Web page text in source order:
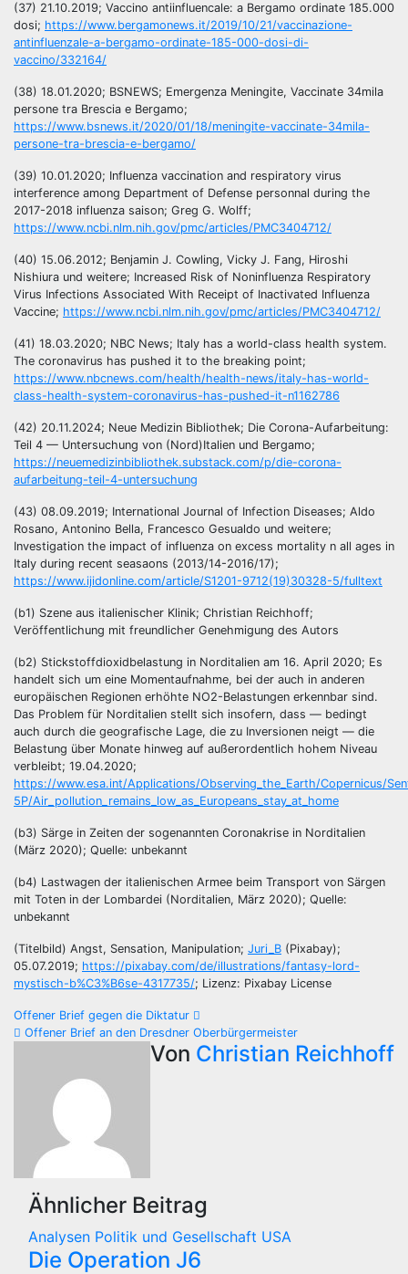
(37) 21.10.2019; Vaccino antiinfluencale: a Bergamo ordinate 185.000
dosi; https://www.bergamonews.it/2019/10/21/vaccinazione-
antinfluenzale-a-bergamo-ordinate-185-000-dosi-di-
vaccino/332164/
(38) 18.01.2020; BSNEWS; Emergenza Meningite, Vaccinate 34mila
persone tra Brescia e Bergamo;
https://www.bsnews.it/2020/01/18/meningite-vaccinate-34mila-
persone-tra-brescia-e-bergamo/
(39) 10.01.2020; Influenza vaccination and respiratory virus
interference among Department of Defense personnal during the
2017-2018 influenza saison; Greg G. Wolff;
https://www.ncbi.nlm.nih.gov/pmc/articles/PMC3404712/
(40) 15.06.2012; Benjamin J. Cowling, Vicky J. Fang, Hiroshi
Nishiura und weitere; Increased Risk of Noninfluenza Respiratory
Virus Infections Associated With Receipt of Inactivated Influenza
Vaccine; https://www.ncbi.nlm.nih.gov/pmc/articles/PMC3404712/
(41) 18.03.2020; NBC News; Italy has a world-class health system.
The coronavirus has pushed it to the breaking point;
https://www.nbcnews.com/health/health-news/italy-has-world-
class-health-system-coronavirus-has-pushed-it-n1162786
(42) 20.11.2024; Neue Medizin Bibliothek; Die Corona-Aufarbeitung:
Teil 4 — Untersuchung von (Nord)Italien und Bergamo;
https://neuemedizinbibliothek.substack.com/p/die-corona-
aufarbeitung-teil-4-untersuchung
(43) 08.09.2019; International Journal of Infection Diseases; Aldo
Rosano, Antonino Bella, Francesco Gesualdo und weitere;
Investigation the impact of influenza on excess mortality n all ages in
Italy during recent seasaons (2013/14-2016/17);
https://www.ijidonline.com/article/S1201-9712(19)30328-5/fulltext
(b1) Szene aus italienischer Klinik; Christian Reichhoff;
Veröffentlichung mit freundlicher Genehmigung des Autors
(b2) Stickstoffdioxidbelastung in Norditalien am 16. April 2020; Es
handelt sich um eine Momentaufnahme, bei der auch in anderen
europäischen Regionen erhöhte NO2-Belastungen erkennbar sind.
Das Problem für Norditalien stellt sich insofern, dass — bedingt
auch durch die geografische Lage, die zu Inversionen neigt — die
Belastung über Monate hinweg auf außerordentlich hohem Niveau
verbleibt; 19.04.2020;
https://www.esa.int/Applications/Observing_the_Earth/Copernicus/
5P/Air_pollution_remains_low_as_Europeans_stay_at_home
(b3) Särge in Zeiten der sogenannten Coronakrise in Norditalien
(März 2020); Quelle: unbekannt
(b4) Lastwagen der italienischen Armee beim Transport von Särgen
mit Toten in der Lombardei (Norditalien, März 2020); Quelle:
unbekannt
(Titelbild) Angst, Sensation, Manipulation; Juri_B (Pixabay);
05.07.2019; https://pixabay.com/de/illustrations/fantasy-lord-
mystisch-b%C3%B6se-4317735/; Lizenz: Pixabay License
Beitragsnavigation
Offener Brief gegen die Diktatur
Offener Brief an den Dresdner Oberbürgermeister
Von Christian Reichhoff
Ähnlicher Beitrag
Analysen Politik und Gesellschaft USA
Die Operation J6